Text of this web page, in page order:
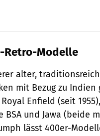
Retro-Modelle
alter,
mit Bezug zu Indien
Enfield (seit
BSA und Jawa (beide
lässt 400er-